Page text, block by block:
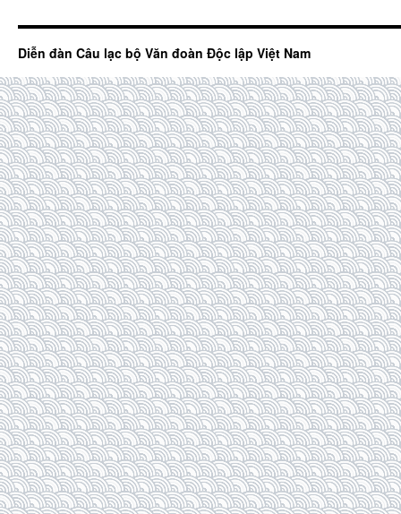
Diễn đàn Câu lạc bộ Văn đoàn Độc lập Việt Nam